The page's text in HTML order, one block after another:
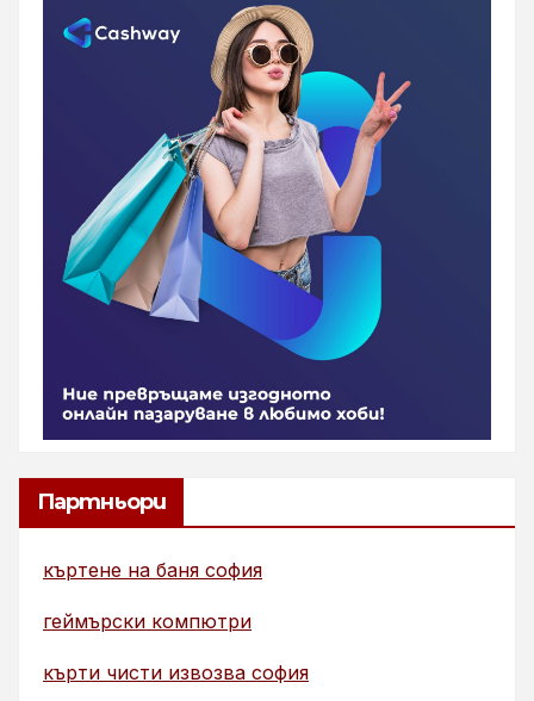
Партньори
къртене на баня софия
геймърски компютри
кърти чисти извозва софия